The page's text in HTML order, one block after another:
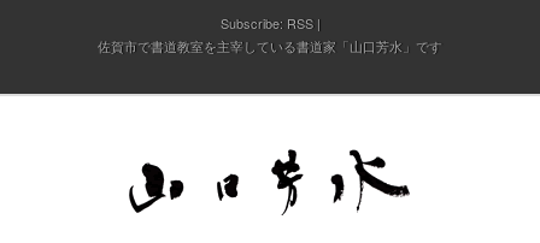
Subscribe: RSS
佐賀市で書道教室を主宰している書道家「山口芳水」です